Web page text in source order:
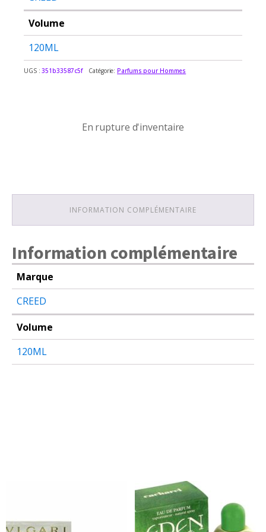
Volume
120ML
UGS :351b33587c5f Catégorie: Parfums pour Hommes
En rupture d'inventaire
INFORMATION COMPLÉMENTAIRE
Information complémentaire
Marque
CREED
Volume
120ML